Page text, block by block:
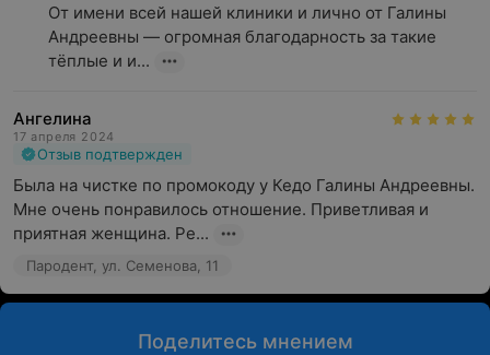
От имени всей нашей клиники и лично от Галины
Андреевны — огромная благодарность за такие
тёплые и и...
Ангелина
17 апреля 2024
Отзыв подтвержден
Была на чистке по промокоду у Кедо Галины Андреевны.
Мне очень понравилось отношение. Приветливая и
приятная женщина. Ре...
Пародент, ул. Семенова, 11
Поделитесь мнением